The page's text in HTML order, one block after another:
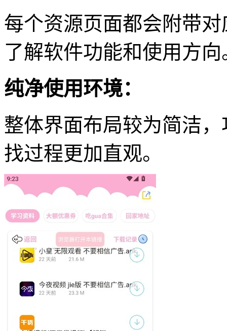
每个资源页面都会附带
了解软件功能和使用方向
纯净使用环境：
整体界面布局较为简洁
找过程更加直观。